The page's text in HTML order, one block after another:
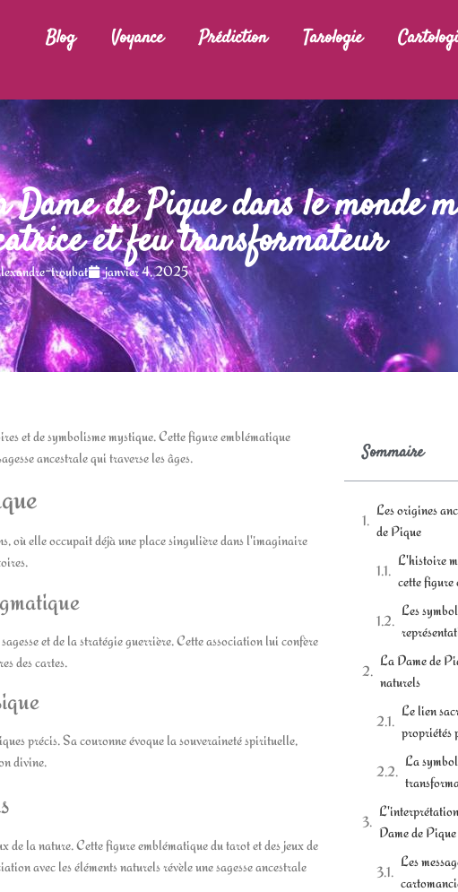
Blog Voyance Prédiction Tarologie
de Pique dans le monde
et feu transformateur
troubat janvier 4, 2025
et de symbolisme mystique. Cette figure emblématique
ancestrale qui traverse les âges.
où elle occupait déjà une place singulière dans l'imaginaire
et de la stratégie guerrière. Cette association lui confère
des cartes.
précis. Sa couronne évoque la souveraineté spirituelle,
divine.
de la nature. Cette figure emblématique du tarot et des jeux de
avec les éléments naturels révèle une sagesse ancestrale
Sommaire
Les origines
de Pique
L'histoire
cette figure
Les
La Dame de
naturels
Le lien
propriétés
La
Dame de Pique
Les